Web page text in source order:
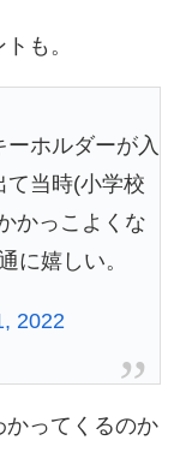
も。
ホルダーが入
て当時(小学校
かっこよくな
に嬉しい。
2022
ってくるのか